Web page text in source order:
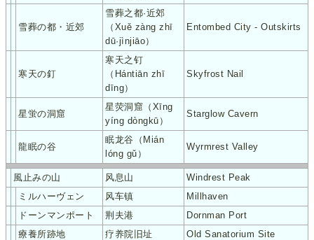
雪葬の都・近郊
雪葬之都·近郊
（Xuě zàng zhī
dū·jìnjiāo）
Entombed City - Outskirts
寒天の釘
寒天之钉
（Hántiān zhī
dīng）
Skyfrost Nail
星蛍の洞窟
星荧洞窟（Xīng
yíng dòngkū）
Starglow Cavern
龍眠の谷
眠龙谷（Mián
lóng gǔ）
Wyrmrest Valley
風止みの山 风息山
Windrest Peak
ミルハーヴェン
风车镇
Millhaven
ドーンマンポート
荆夫港
Dornman Port
療養所跡地
疗养院旧址 Old Sanatorium Site